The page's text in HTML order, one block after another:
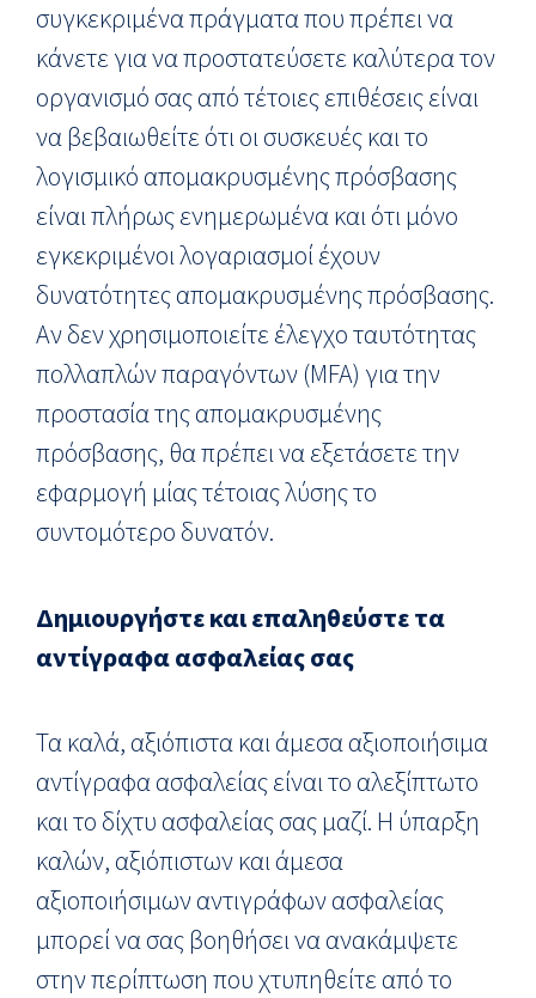
συγκεκριμένα πράγματα που πρέπει να
κάνετε για να προστατεύσετε καλύτερα τον
οργανισμό σας από τέτοιες επιθέσεις είναι
να βεβαιωθείτε ότι οι συσκευές και το
λογισμικό απομακρυσμένης πρόσβασης
είναι πλήρως ενημερωμένα και ότι μόνο
εγκεκριμένοι λογαριασμοί έχουν
δυνατότητες απομακρυσμένης πρόσβασης.
Αν δεν χρησιμοποιείτε έλεγχο ταυτότητας
πολλαπλών παραγόντων (MFA) για την
προστασία της απομακρυσμένης
πρόσβασης, θα πρέπει να εξετάσετε την
εφαρμογή μίας τέτοιας λύσης το
συντομότερο δυνατόν.
Δημιουργήστε και επαληθεύστε τα
αντίγραφα ασφαλείας σας
Τα καλά, αξιόπιστα και άμεσα αξιοποιήσιμα
αντίγραφα ασφαλείας είναι το αλεξίπτωτο
και το δίχτυ ασφαλείας σας μαζί. Η ύπαρξη
καλών, αξιόπιστων και άμεσα
αξιοποιήσιμων αντιγράφων ασφαλείας
μπορεί να σας βοηθήσει να ανακάμψετε
στην περίπτωση που χτυπηθείτε από το